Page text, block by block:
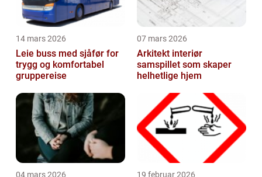
14 mars 2026
Leie buss med sjåfør for
trygg og komfortabel
gruppereise
07 mars 2026
Arkitekt interiør
samspillet som skaper
helhetlige hjem
04 mars 2026 19 februar 2026